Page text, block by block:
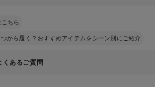
ちら
から履く？おすすめアイテムをシーン別にご紹介
あるご質問